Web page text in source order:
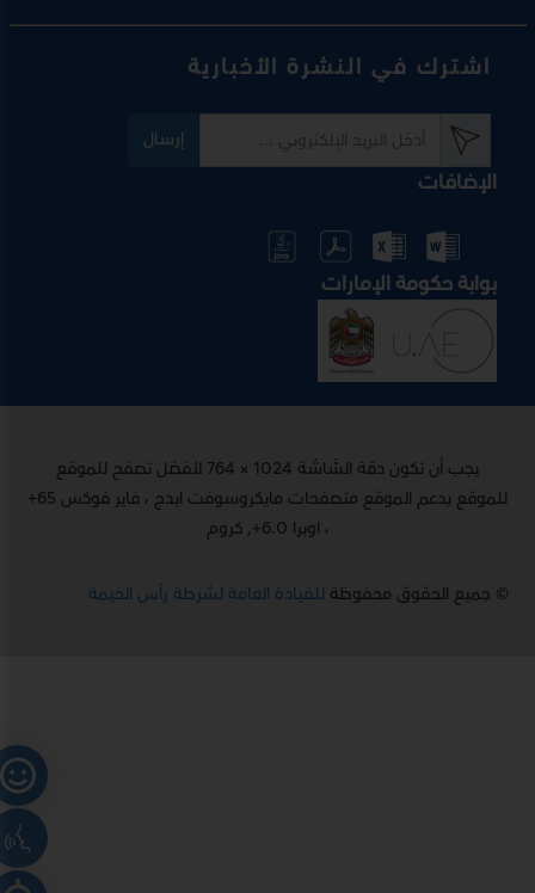
اشترك في النشرة الأخبارية
إرسال
الإضافات
بوابة حكومة الإمارات
يجب أن تكون دقة الشاشة 1024 × 764 لأفضل تصفح للموقع
للموقع يدعم الموقع متصفحات مايكروسوفت ايدج ، فاير فوكس 65+
، اوبرا 6.0+, كروم
© جميع الحقوق محفوظةللقيادة العامة لشرطة رأس الخيمة